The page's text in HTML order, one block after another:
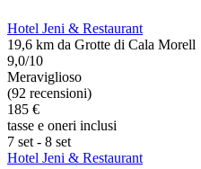
Hotel Jeni & Restaurant
19,6 km da Grotte di Cala Morell
9,0/10
Meraviglioso
(92 recensioni)
185 €
tasse e oneri inclusi
7 set - 8 set
Hotel Jeni & Restaurant